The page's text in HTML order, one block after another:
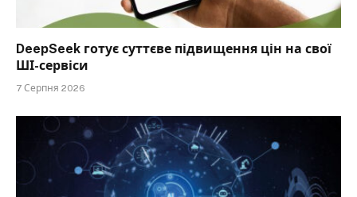
DeepSeek готує суттєве підвищення цін на свої
ШІ-сервіси
7 Серпня 2026